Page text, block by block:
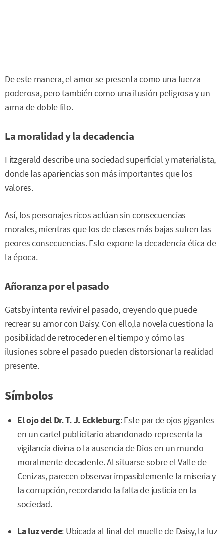
De este manera, el amor se presenta como una fuerza
poderosa, pero también como una ilusión peligrosa y un
arma de doble filo.
La moralidad y la decadencia
Fitzgerald describe una sociedad superficial y materialista,
donde las apariencias son más importantes que los
valores.
Así, los personajes ricos actúan sin consecuencias
morales, mientras que los de clases más bajas sufren las
peores consecuencias. Esto expone la decadencia ética de
la época.
Añoranza por el pasado
Gatsby intenta revivir el pasado, creyendo que puede
recrear su amor con Daisy. Con ello,la novela cuestiona la
posibilidad de retroceder en el tiempo y cómo las
ilusiones sobre el pasado pueden distorsionar la realidad
presente.
Símbolos
El ojo del Dr. T. J. Eckleburg: Este par de ojos gigantes
en un cartel publicitario abandonado representa la
vigilancia divina o la ausencia de Dios en un mundo
moralmente decadente. Al situarse sobre el Valle de
Cenizas, parecen observar impasiblemente la miseria y
la corrupción, recordando la falta de justicia en la
sociedad.
La luz verde: Ubicada al final del muelle de Daisy, la luz